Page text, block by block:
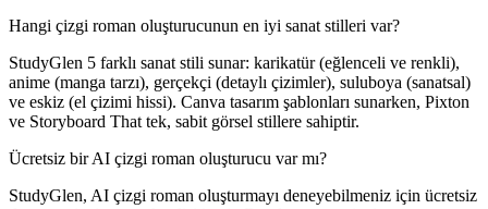
Hangi çizgi roman oluşturucunun en iyi sanat stilleri var?
StudyGlen 5 farklı sanat stili sunar: karikatür (eğlenceli ve renkli),
anime (manga tarzı), gerçekçi (detaylı çizimler), suluboya (sanatsal)
ve eskiz (el çizimi hissi). Canva tasarım şablonları sunarken, Pixton
ve Storyboard That tek, sabit görsel stillere sahiptir.
Ücretsiz bir AI çizgi roman oluşturucu var mı?
StudyGlen, AI çizgi roman oluşturmayı deneyebilmeniz için ücretsiz